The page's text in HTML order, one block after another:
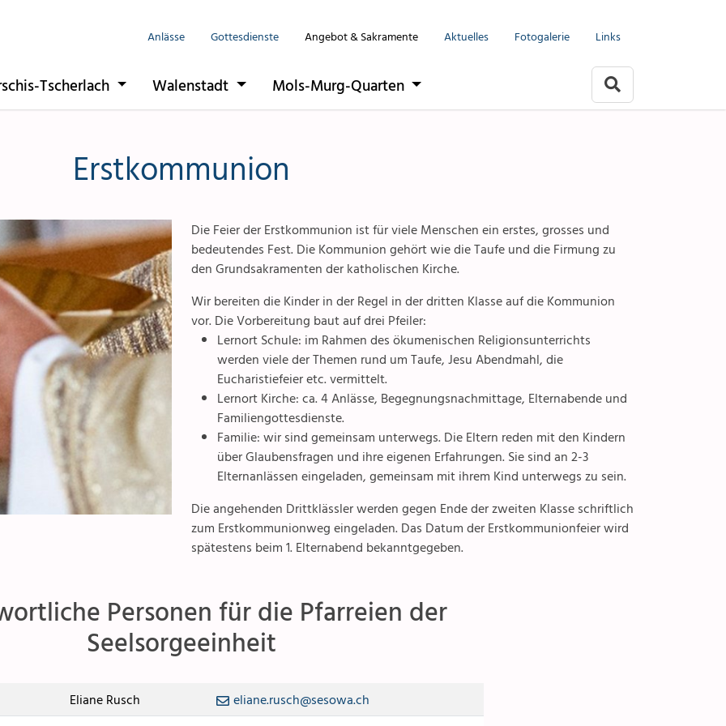
Anlässe Gottesdienste Angebot & Sakramente Aktuelles Fotogalerie Links
Tscherlach Walenstadt Mols-Murg-Quarten
Erstkommunion
Die Feier der Erstkommunion ist für viele Menschen ein erstes, grosses und
bedeutendes Fest. Die Kommunion gehört wie die Taufe und die Firmung zu
den Grundsakramenten der katholischen Kirche.
Wir bereiten die Kinder in der Regel in der dritten Klasse auf die Kommunion
vor. Die Vorbereitung baut auf drei Pfeiler:
Lernort Schule: im Rahmen des ökumenischen Religionsunterrichts
werden viele der Themen rund um Taufe, Jesu Abendmahl, die
Eucharistiefeier etc. vermittelt.
Lernort Kirche: ca. 4 Anlässe, Begegnungsnachmittage, Elternabende und
Familiengottesdienste.
Familie: wir sind gemeinsam unterwegs. Die Eltern reden mit den Kindern
über Glaubensfragen und ihre eigenen Erfahrungen. Sie sind an 2-3
Elternanlässen eingeladen, gemeinsam mit ihrem Kind unterwegs zu sein.
Die angehenden Drittklässler werden gegen Ende der zweiten Klasse schriftlich
zum Erstkommunionweg eingeladen. Das Datum der Erstkommunionfeier wird
spätestens beim 1. Elternabend bekanntgegeben.
Personen für die Pfarreien der
Seelsorgeeinheit
Eliane Rusch
eliane.rusch@sesowa.ch
Walenstadt
Mols-Murg-Quarten
Kontakte
Gremien & Räte
Aktuelles & Fotogalerien
Gruppen & Vereine
Kirchen & Kapellen
Pfarreizentren
Kinder & Jugendliche
Partnerschaft & Familie
Trauung
Erwachsene
Senioren
Diakonie
Ökumene
Seelsorge